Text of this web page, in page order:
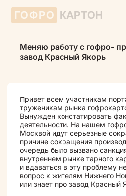
ГОФРО КАРТОН
Меняю работу с гофро-
завод Красный Якорь
Привет всем участникам
труженикам рынка
Вынужден констатировать
деятельности. На нашем
Москвой идут серьезные
причине сокращения
очередь было вызвано
внутреннем рынке тарного
и вдаваться в эту проблему
вопрос к жителям Нижнего
или знает про завод Красный